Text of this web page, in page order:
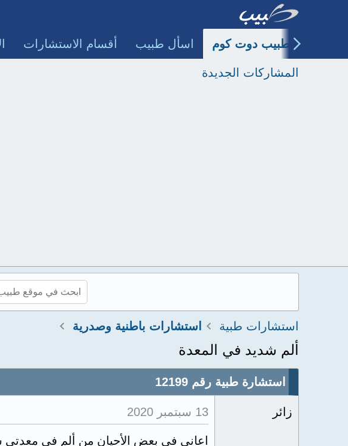
طبيب دوت كوم اسأل طبيب أقسام الاستشارات
المشاركات الجديدة
استشارات طبية استشارات باطنية وصدرية
ألم شديد في المعدة
استشارة طبية رقم 12199
زائر 13 سبتمبر 2020
اعاني في بعض الأحيان من ألم في